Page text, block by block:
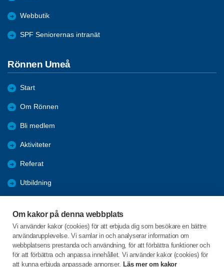
Om kakor på denna webbplats
Vi använder kakor (cookies) för att erbjuda dig som besökare en bättre
användarupplevelse. Vi samlar in och analyserar information om
webbplatsens prestanda och användning, för att förbättra funktioner och
för att förbättra och anpassa innehållet. Vi använder kakor (cookies) för
att kunna erbjuda anpassade annonser. Läs mer om kakor
Webbutik
SPF Seniorernas intranät
Rönnen Umeå
Start
Om Rönnen
Bli medlem
Aktiviteter
Referat
Utbildning
Bildgalleri